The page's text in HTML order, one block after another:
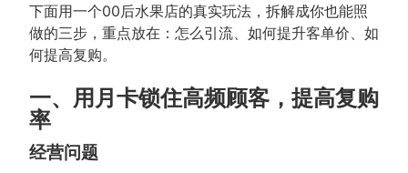
下面用一个00后水果店的真实玩法，拆解成你也能照
做的三步，重点放在：怎么引流、如何提升客单价、如
何提高复购。
一、用月卡锁住高频顾客，提高复购
率
经营问题